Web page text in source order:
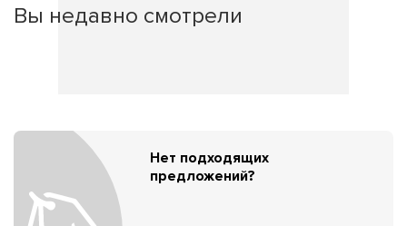
Вы недавно смотрели
Нет подходящих
предложений?